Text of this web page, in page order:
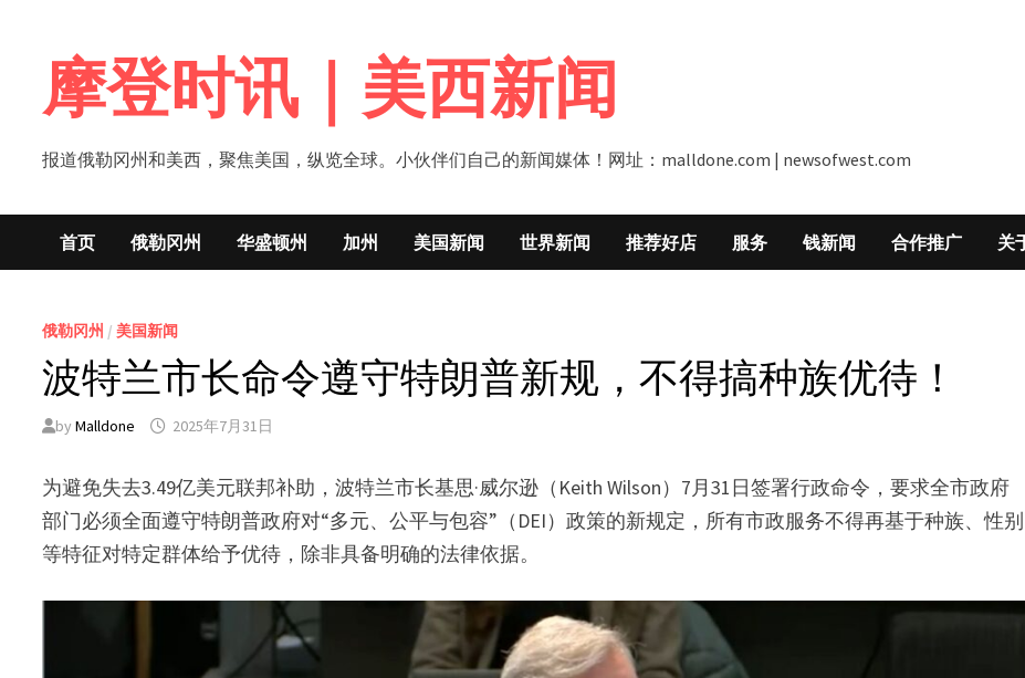
content摩登时讯｜美西新闻
报道俄勒冈州和美西，聚焦美国，纵览全球。小伙伴们自己的新闻媒体！网址：malldone.com | newsofwest.com
首页 俄勒冈州 华盛顿州 加州 美国新闻 世界新闻 推荐好店 服务 钱新闻 合作推广 关
俄勒冈州 /美国新闻
波特兰市长命令遵守特朗普新规，不得搞种族优待！
byMalldone 2025年7月31日
为避免失去3.49亿美元联邦补助，波特兰市长基思·威尔逊（Keith Wilson）7月31日签署行政命令，要求全市政府
部门必须全面遵守特朗普政府对“多元、公平与包容”（DEI）政策的新规定，所有市政服务不得再基于种族、性别
等特征对特定群体给予优待，除非具备明确的法律依据。